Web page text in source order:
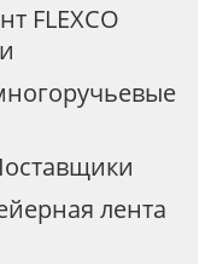
FLEXCO
лента